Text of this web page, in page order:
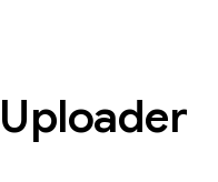
Uploader